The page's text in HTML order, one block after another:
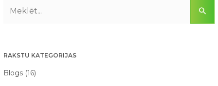
RAKSTU KATEGORIJAS
Blogs (16)